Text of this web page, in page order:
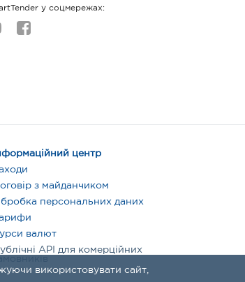
використовувати сайт,
у соцмережах:
центр
з майданчиком
персональних даних
валют
API для комерційних